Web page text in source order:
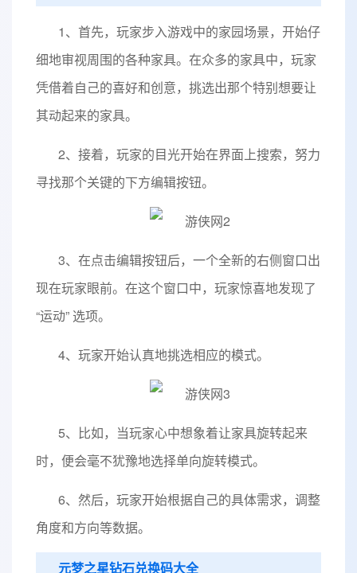
1、首先，玩家步入游戏中的家园场景，开始仔
细地审视周围的各种家具。在众多的家具中，玩家
凭借着自己的喜好和创意，挑选出那个特别想要让
其动起来的家具。
2、接着，玩家的目光开始在界面上搜索，努力
寻找那个关键的下方编辑按钮。
3、在点击编辑按钮后，一个全新的右侧窗口出
现在玩家眼前。在这个窗口中，玩家惊喜地发现了
“运动” 选项。
4、玩家开始认真地挑选相应的模式。
5、比如，当玩家心中想象着让家具旋转起来
时，便会毫不犹豫地选择单向旋转模式。
6、然后，玩家开始根据自己的具体需求，调整
角度和方向等数据。
元梦之星钻石兑换码大全